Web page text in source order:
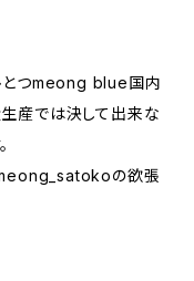
とつmeong blue国内
産では決して出来な
meong_satokoの欲張